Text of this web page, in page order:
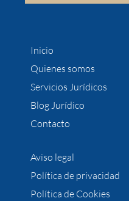
Inicio
Quienes somos
Servicios Jurídicos
Blog Jurídico
Contacto
Aviso legal
Política de privacidad
Política de Cookies